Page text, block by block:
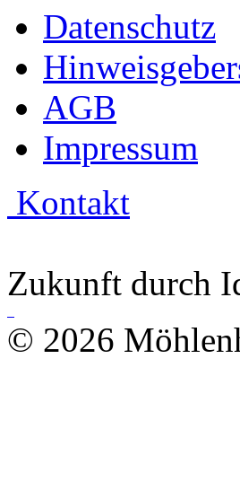
Datenschutz
AGB
Impressum
Kontakt
Zukunft durch
© 2026